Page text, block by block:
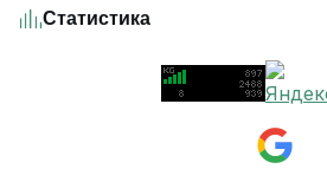
Статистика